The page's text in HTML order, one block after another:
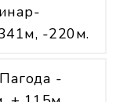
-220м.
-